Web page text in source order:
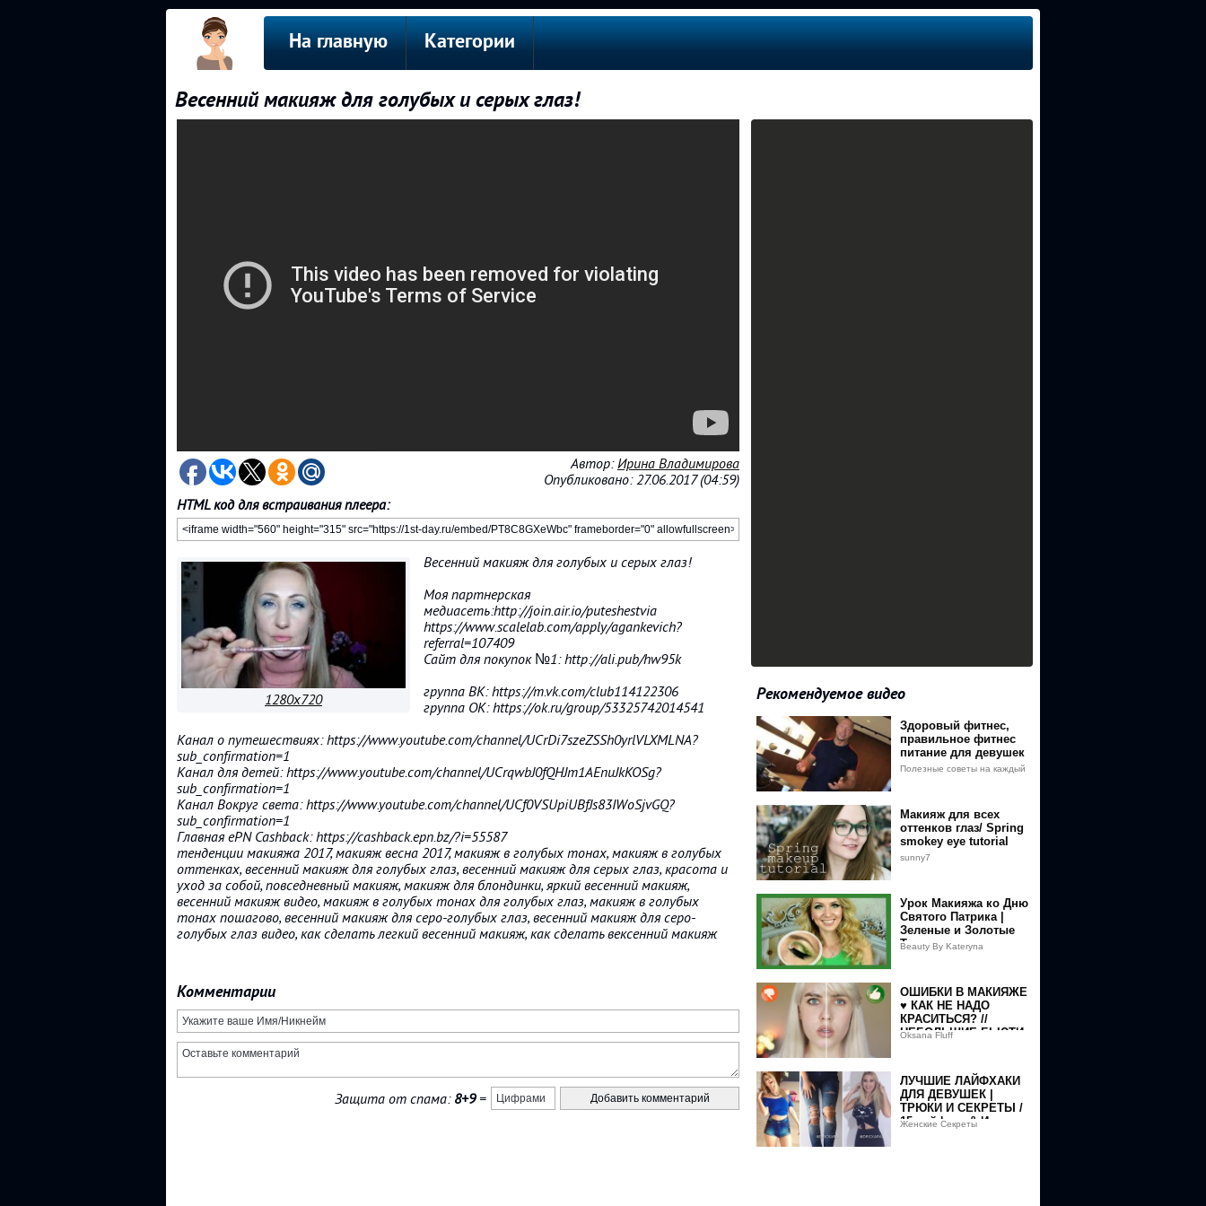
На главную Категории
Весенний макияж для голубых и серых глаз!
Автор:Ирина Владимирова
Опубликовано: 27.06.2017 (04:59)
HTML код для встраивания плеера:
1280x720
Весенний макияж для голубых и серых глаз!
Моя партнерская
медиасеть:http://join.air.io/puteshestvia
https://www.scalelab.com/apply/agankevich?
referral=107409
Сайт для покупок №1: http://ali.pub/hw95k
группа ВК: https://m.vk.com/club114122306
группа ОК: https://ok.ru/group/53325742014541
Канал о путешествиях: https://www.youtube.com/channel/UCrDi7szeZSSh0yrlVLXMLNA?
sub_confirmation=1
Канал для детей: https://www.youtube.com/channel/UCrqwbJ0fQHJm1AEnuJkKOSg?
sub_confirmation=1
Канал Вокруг света: https://www.youtube.com/channel/UCf0VSUpiUBfJs83IWoSjvGQ?
sub_confirmation=1
Главная ePN Cashback: https://cashback.epn.bz/?i=55587
тенденции макияжа 2017, макияж весна 2017, макияж в голубых тонах, макияж в голубых
оттенках, весенний макияж для голубых глаз, весенний макияж для серых глаз, красота и
уход за собой, повседневный макияж, макияж для блондинки, яркий весенний макияж,
весенний макияж видео, макияж в голубых тонах для голубых глаз, макияж в голубых
тонах пошагово, весенний макияж для серо-голубых глаз, весенний макияж для серо-
голубых глаз видео, как сделать легкий весенний макияж, как сделать вексенний макияж
Комментарии
Защита от спама: 8+9=
Рекомендуемое видео
Здоровый фитнес,
правильное фитнес
питание для девушек
Полезные советы на каждый
Макияж для всех
оттенков глаз/ Spring
smokey eye tutorial
sunny7
Урок Макияжа ко Дню
Святого Патрика |
Зеленые и Золотые
Тона
Beauty By Kateryna
ОШИБКИ В МАКИЯЖЕ
♥ КАК НЕ НАДО
КРАСИТЬСЯ? //
НЕБОЛЬШИЕ БЬЮТИ
Oksana Fluff
ЛУЧШИЕ ЛАЙФХАКИ
ДЛЯ ДЕВУШЕК |
ТРЮКИ И СЕКРЕТЫ /
15 лайфхак & Идеи
Женские Секреты